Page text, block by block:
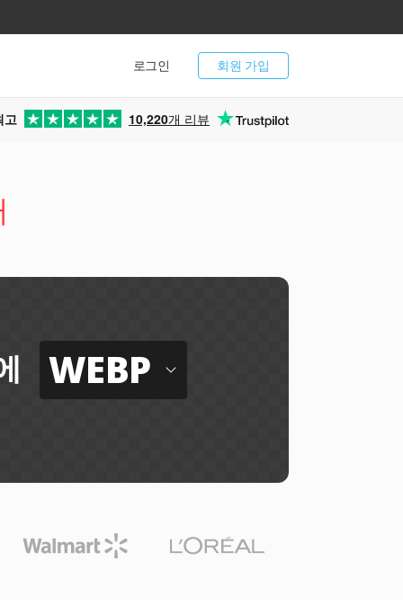
회원 가입
로그인
고 10,220개 리뷰
WEBP